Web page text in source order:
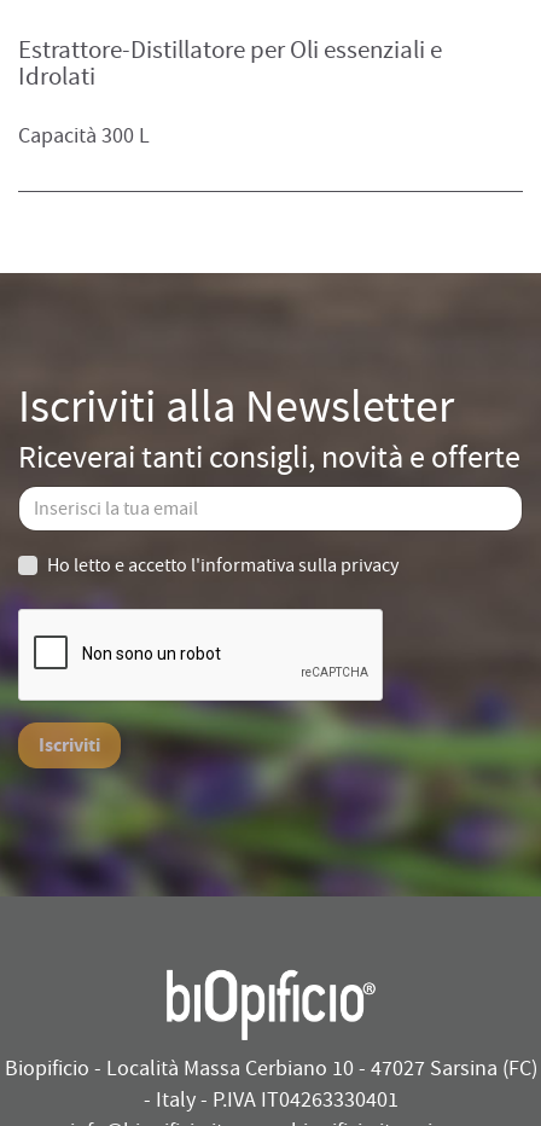
Estrattore-Distillatore per Oli essenziali e
Idrolati
Capacità 300 L
Iscriviti alla Newsletter
Riceverai tanti consigli, novità e offerte
Ho letto e accetto l'informativa sulla privacy
Iscriviti
Biopificio - Località Massa Cerbiano 10 - 47027 Sarsina (FC)
- Italy - P.IVA IT04263330401